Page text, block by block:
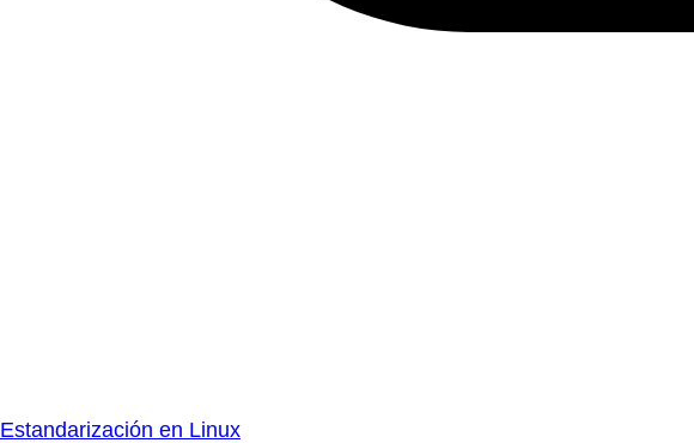
Estandarización en Linux